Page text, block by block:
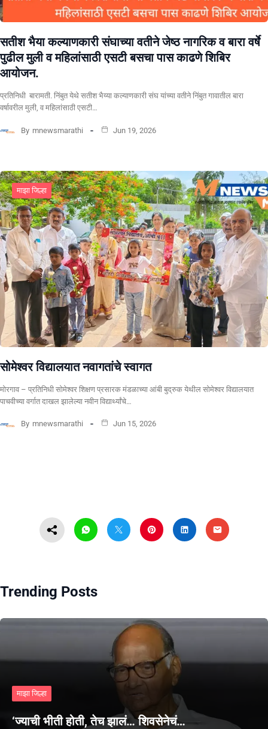
सतीश भैया कल्याणकारी संघाच्या वतीने जेष्ठ नागरिक व बारा वर्षे
पुढील मुली व महिलांसाठी एसटी बसचा पास काढणे शिबिर
आयोजन.
प्रतिनिधी बारामती. निंबुत येथे सतीश भैय्या कल्याणकारी संघ यांच्या वतीने निंबुत गावातील बारा
वर्षावरील मुली, व महिलांसाठी एसटी…
By mnewsmarathi Jun 19, 2026
माझा जिल्हा
सोमेश्वर विद्यालयात नवागतांचे स्वागत
मोरगाव – प्रतिनिधी सोमेश्वर शिक्षण प्रसारक मंडळाच्या आंबी बुद्रुक येथील सोमेश्वर विद्यालयात
पाचवीच्या वर्गात दाखल झालेल्या नवीन विद्यार्थ्यांचे…
By mnewsmarathi Jun 15, 2026
Trending Posts
माझा जिल्हा
‘ज्याची भीती होती, तेच झालं… शिवसेनेचं…